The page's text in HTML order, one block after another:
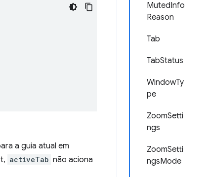
MutedInfo
Reason
Tab
TabStatus
WindowTy
pe
ZoomSetti
ngs
ZoomSetti
ngsMode
a guia atual em
activeTab não aciona